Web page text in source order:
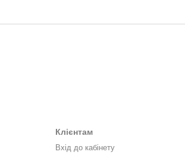
Клієнтам
Вхід до кабінету